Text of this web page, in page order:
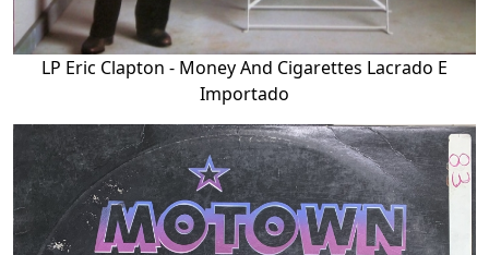
LP Eric Clapton - Money And Cigarettes Lacrado E
Importado